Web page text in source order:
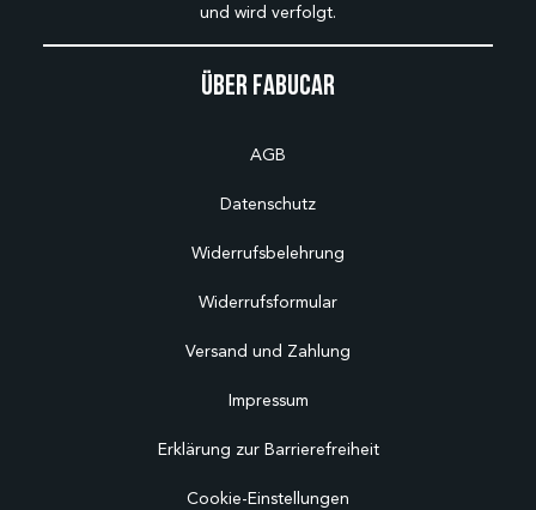
Über Fabucar
AGB
Datenschutz
Widerrufsbelehrung
Widerrufsformular
Versand und Zahlung
Impressum
Erklärung zur Barrierefreiheit
Cookie-Einstellungen
und wird verfolgt.